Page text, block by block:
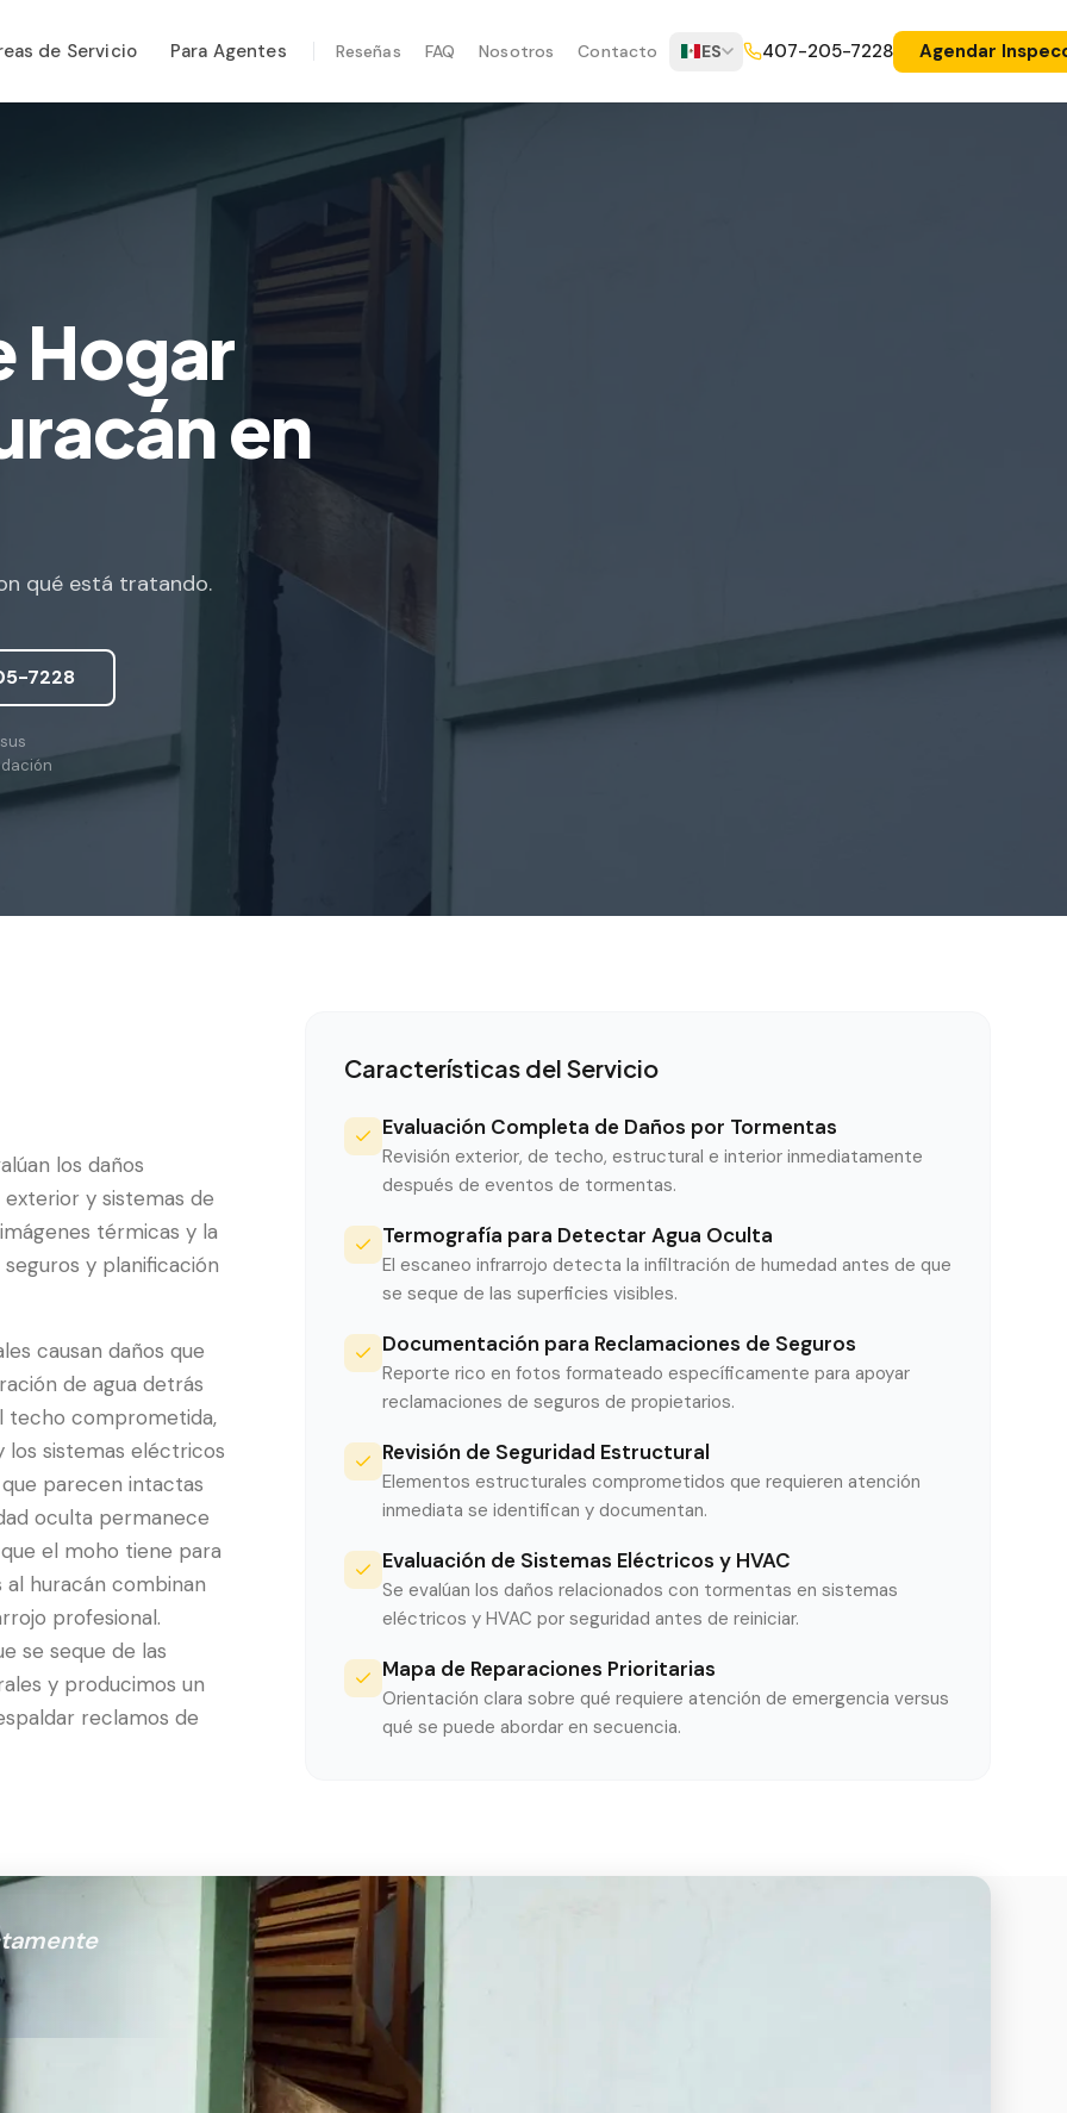
ESPECIALIZADOS
Post-Huracán
Térmica
de Termitas
de Servicio Para Agentes Reseñas FAQ Nosotros Contacto ES 407-205-7228 Agendar
Hogar
en
qué está tratando.
7228
los daños
y sistemas de
térmicas y la
y planificación
causan daños que
de agua detrás
techo comprometida,
sistemas eléctricos
parecen intactas
oculta permanece
el moho tiene para
huracán combinan
profesional.
se seque de las
y producimos un
reclamos de
Características del Servicio
Evaluación Completa de Daños por Tormentas
Revisión exterior, de techo, estructural e interior inmediatamente
después de eventos de tormentas.
Termografía para Detectar Agua Oculta
El escaneo infrarrojo detecta la infiltración de humedad antes de que
se seque de las superficies visibles.
Documentación para Reclamaciones de Seguros
Reporte rico en fotos formateado específicamente para apoyar
reclamaciones de seguros de propietarios.
Revisión de Seguridad Estructural
Elementos estructurales comprometidos que requieren atención
inmediata se identifican y documentan.
Evaluación de Sistemas Eléctricos y HVAC
Se evalúan los daños relacionados con tormentas en sistemas
eléctricos y HVAC por seguridad antes de reiniciar.
Mapa de Reparaciones Prioritarias
Orientación clara sobre qué requiere atención de emergencia versus
qué se puede abordar en secuencia.